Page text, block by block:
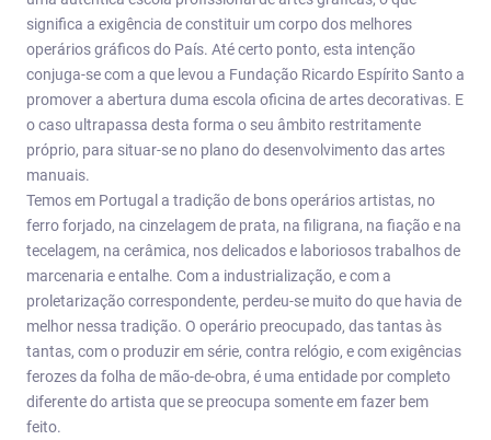
significa a exigência de constituir um corpo dos melhores
operários gráficos do País. Até certo ponto, esta intenção
conjuga-se com a que levou a Fundação Ricardo Espírito Santo a
promover a abertura duma escola oficina de artes decorativas. E
o caso ultrapassa desta forma o seu âmbito restritamente
próprio, para situar-se no plano do desenvolvimento das artes
manuais.
Temos em Portugal a tradição de bons operários artistas, no
ferro forjado, na cinzelagem de prata, na filigrana, na fiação e na
tecelagem, na cerâmica, nos delicados e laboriosos trabalhos de
marcenaria e entalhe. Com a industrialização, e com a
proletarização correspondente, perdeu‑se muito do que havia de
melhor nessa tradição. O operário preocupado, das tantas às
tantas, com o produzir em série, contra relógio, e com exigências
ferozes da folha de mão‑de‑obra, é uma entidade por completo
diferente do artista que se preocupa somente em fazer bem
feito.